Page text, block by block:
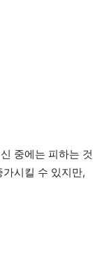
중에는 피하는 것
시킬 수 있지만,